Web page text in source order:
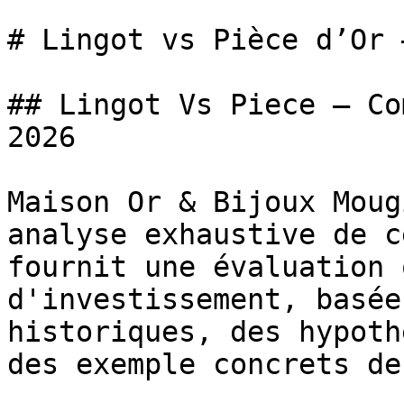
# Lingot vs Pièce d’Or
## Lingot Vs Piece —
2026
Maison Or & Bijoux
analyse exhaustive de
fournit une évaluation
d'investissement,
historiques, des
des exemple concrets